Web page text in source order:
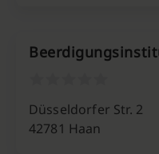
Düsseldorfer Str. 2
42781 Haan